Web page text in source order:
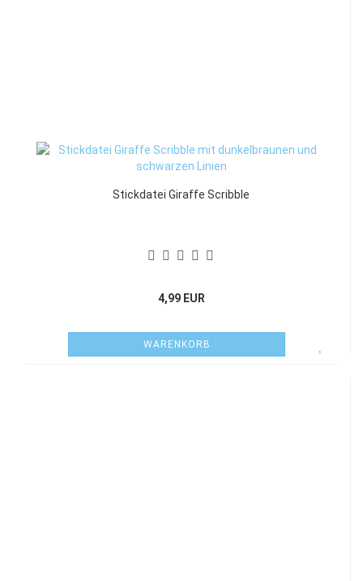
Stickdatei Giraffe Scribble
4,99 EUR
WARENKORB